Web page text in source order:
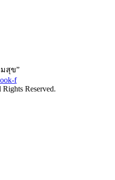
มสุข”
f
Reserved.